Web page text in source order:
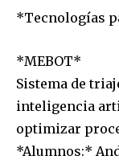
*Tecnologías
*MEBOT*
Sistema de
inteligencia
optimizar
*Alumnos:*